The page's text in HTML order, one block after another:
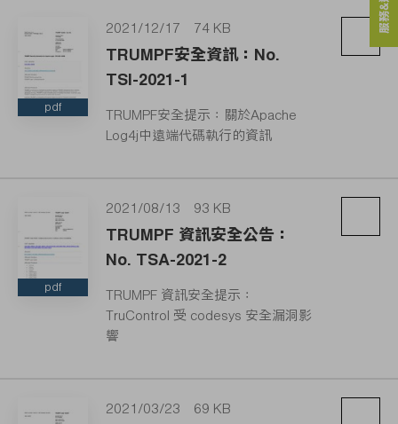
pdf
2021/12/17 74 KB
TRUMPF安全資訊：No.
TSI-2021-1
TRUMPF安全提示：關於Apache
Log4j中遠端代碼執行的資訊
pdf
2021/08/13 93 KB
TRUMPF 資訊安全公告：
No. TSA-2021-2
TRUMPF 資訊安全提示：
TruControl 受 codesys 安全漏洞影
響
2021/03/23 69 KB